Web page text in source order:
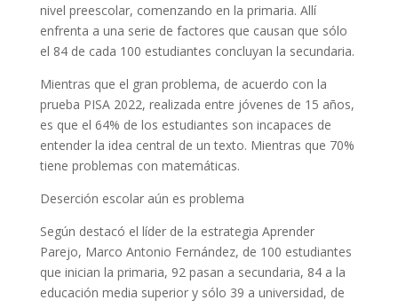
nivel preescolar, comenzando en la primaria. Allí
enfrenta a una serie de factores que causan que sólo
el 84 de cada 100 estudiantes concluyan la secundaria.
Mientras que el gran problema, de acuerdo con la
prueba PISA 2022, realizada entre jóvenes de 15 años,
es que el 64% de los estudiantes son incapaces de
entender la idea central de un texto. Mientras que 70%
tiene problemas con matemáticas.
Deserción escolar aún es problema
Según destacó el líder de la estrategia Aprender
Parejo, Marco Antonio Fernández, de 100 estudiantes
que inician la primaria, 92 pasan a secundaria, 84 a la
educación media superior y sólo 39 a universidad, de